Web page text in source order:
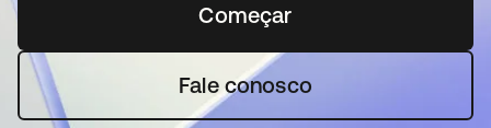
Começarabre em uma nova guia
Fale conosco